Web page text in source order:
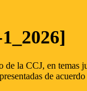
la CCJ, en
de